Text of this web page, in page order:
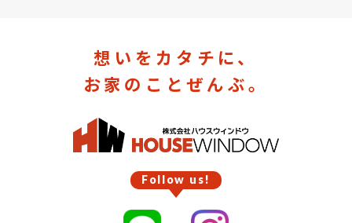
想いをカタチに、
お家のことぜんぶ。
Follow us!